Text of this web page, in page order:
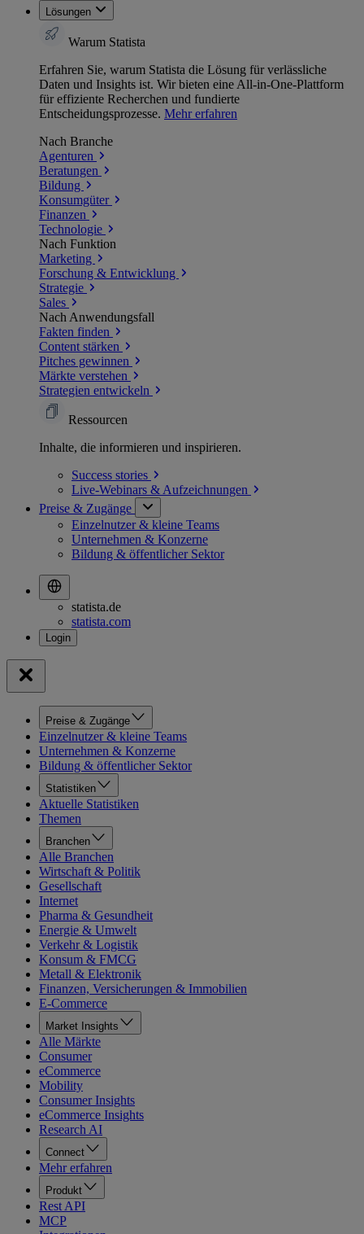
Lösungen
Warum Statista
Erfahren Sie, warum Statista die Lösung für verlässliche
Daten und Insights ist. Wir bieten eine All-in-One-Plattform
für effiziente Recherchen und fundierte
Entscheidungsprozesse. Mehr erfahren
Nach Branche
Agenturen
Beratungen
Bildung
Konsumgüter
Finanzen
Technologie
Nach Funktion
Marketing
Forschung & Entwicklung
Strategie
Sales
Nach Anwendungsfall
Fakten finden
Content stärken
Pitches gewinnen
Märkte verstehen
Strategien entwickeln
Ressourcen
Inhalte, die informieren und inspirieren.
Success stories
Live-Webinars & Aufzeichnungen
Preise & Zugänge
Einzelnutzer & kleine Teams
Unternehmen & Konzerne
Bildung & öffentlicher Sektor
statista.de
statista.com
Preise & Zugänge
Einzelnutzer & kleine Teams
Unternehmen & Konzerne
Bildung & öffentlicher Sektor
Statistiken
Aktuelle Statistiken
Themen
Branchen
Alle Branchen
Wirtschaft & Politik
Gesellschaft
Internet
Pharma & Gesundheit
Energie & Umwelt
Verkehr & Logistik
Konsum & FMCG
Metall & Elektronik
Finanzen, Versicherungen & Immobilien
E-Commerce
Market Insights
Alle Märkte
Consumer
eCommerce
Mobility
Consumer Insights
eCommerce Insights
Research AI
Connect
Mehr erfahren
Produkt
Rest API
MCP